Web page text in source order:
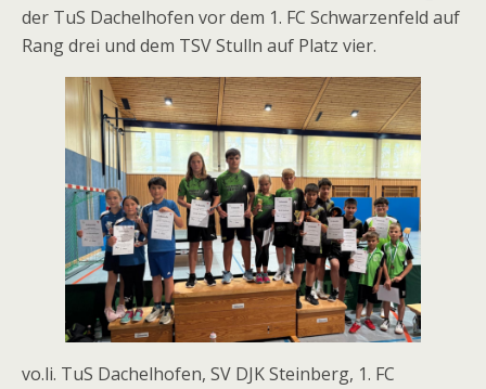
der TuS Dachelhofen vor dem 1. FC Schwarzenfeld auf
Rang drei und dem TSV Stulln auf Platz vier.
vo.li. TuS Dachelhofen, SV DJK Steinberg, 1. FC